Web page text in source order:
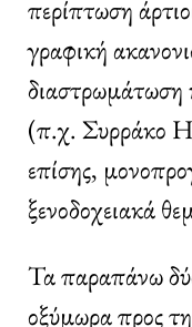
περίπτωση
γραφική
διαστρωμάτωση
(π.χ. Συρράκο
επίσης,
ξενοδοχειακά
Τα παραπάνω
οξύμωρα προς